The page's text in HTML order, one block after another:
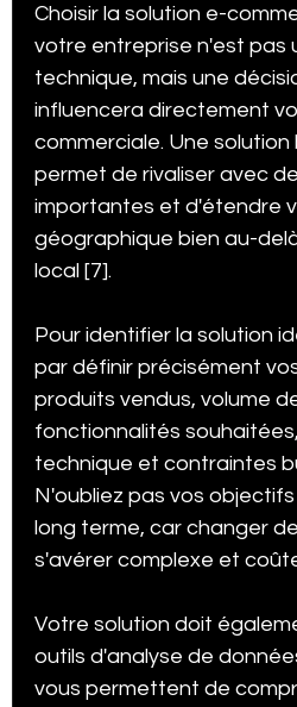
Choisir la solution e-
votre entreprise n'est pas
technique, mais une
influencera directement
commerciale. Une solution
permet de rivaliser avec
importantes et d'étendre
géographique bien au-
local [7].
Pour identifier la solution
par définir précisément
produits vendus, volume
fonctionnalités
technique et contraintes
N'oubliez pas vos
long terme, car changer
s'avérer complexe et
Votre solution doit
outils d'analyse de
vous permettent de